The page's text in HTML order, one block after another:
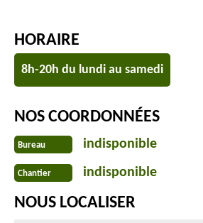
HORAIRE
8h-20h du lundi au samedi
NOS COORDONNÉES
Bureau indisponible
Chantier indisponible
NOUS LOCALISER